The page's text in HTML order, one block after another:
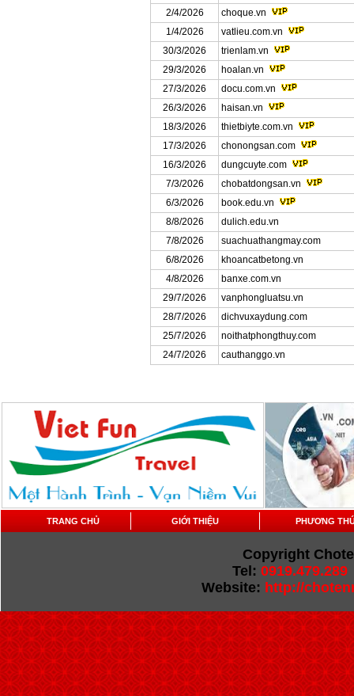
2/4/2026
choque.vn
1/4/2026
vatlieu.com.vn
30/3/2026
trienlam.vn
29/3/2026
hoalan.vn
27/3/2026
docu.com.vn
26/3/2026
haisan.vn
18/3/2026
thietbiyte.com.vn
17/3/2026
chonongsan.com
16/3/2026
dungcuyte.com
7/3/2026
chobatdongsan.vn
6/3/2026
book.edu.vn
8/8/2026
dulich.edu.vn
7/8/2026
suachuathangmay.com
6/8/2026
khoancatbetong.vn
4/8/2026
banxe.com.vn
29/7/2026
vanphongluatsu.vn
28/7/2026
dichvuxaydung.com
25/7/2026
noithatphongthuy.com
24/7/2026
cauthanggo.vn
TRANG CHỦ GIỚI THIỆU PHƯƠNG
Copyright
Tel: 0919.479.289
Website: http://